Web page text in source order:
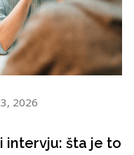
2026
intervju: šta je to